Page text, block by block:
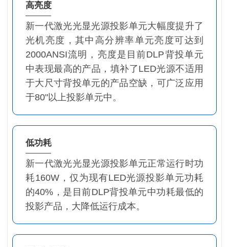
高亮度
新一代激光光显光源投影单元大幅度提升了
光机亮度，其中高分辨率单元亮度可达到
2000ANSI流明，亮度是目前DLP背投单元
中表现最高的产品，填补了LED光源不适用
于大尺寸背投单元的产品空缺，可广泛应用
于80"以上投影单元中。
低功耗
新一代激光光显光源投影单元正常运行时功
耗160W，仅为现有LED光源投影单元功耗
的40%，是目前DLP背投单元中功耗最低的
投影产品，大降低运行成本。